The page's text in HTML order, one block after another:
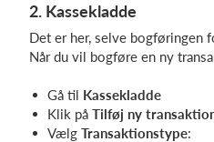
2. Kassekladde
Det er her, selve bogføringen
Når du vil bogføre en ny
Gå til Kassekladde
Klik på Tilføj ny
Vælg Transaktionstype: